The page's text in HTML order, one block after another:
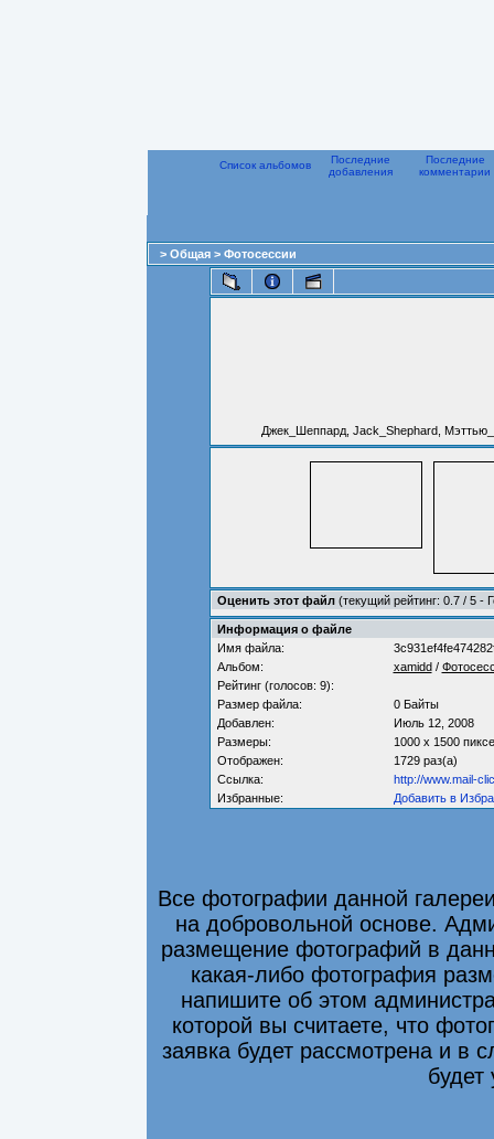
Список альбомов
Последние
добавления
Последние
комментарии
> Общая > Фотосессии
Джек_Шеппард, Jack_Shephard,
Оценить этот файл (текущий рейтинг: 0.7 / 5 -
Информация о файле
Имя файла:
Альбом:
xamidd/
Рейтинг (голосов: 9):
Размер файла:
0 Байты
Добавлен:
Июль 12, 2008
Размеры:
1000 x 1500
Отображен:
1729 раз(а)
Ссылка:
http://www.mail-
Избранные:
Добавить в
Все фотографии данной
на добровольной основе.
размещение фотографий в
какая-либо фотография
напишите об этом
которой вы считаете, что
заявка будет рассмотрена и в
будет